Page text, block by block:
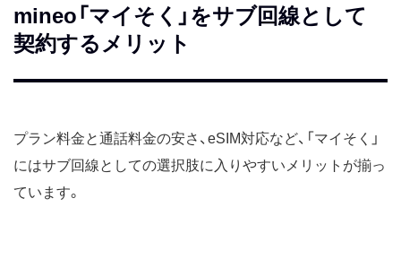
mineo「マイそく」をサブ回線として
契約するメリット
プラン料金と通話料金の安さ、eSIM対応など、「マイそく」
にはサブ回線としての選択肢に入りやすいメリットが揃っ
ています。